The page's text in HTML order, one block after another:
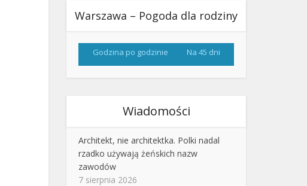
Warszawa – Pogoda dla rodziny
Godzina po godzinie Na 45 dni
Wiadomości
Architekt, nie architektka. Polki nadal
rzadko używają żeńskich nazw
zawodów
7 sierpnia 2026